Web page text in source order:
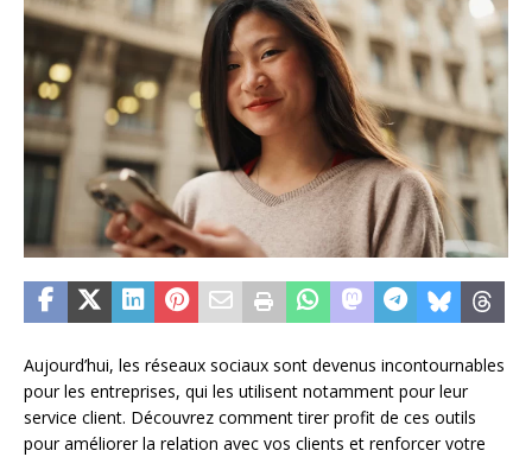
Aujourd’hui, les réseaux sociaux sont devenus incontournables
pour les entreprises, qui les utilisent notamment pour leur
service client. Découvrez comment tirer profit de ces outils
pour améliorer la relation avec vos clients et renforcer votre